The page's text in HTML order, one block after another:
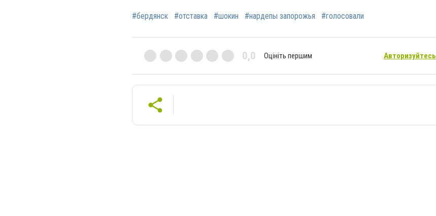
#бердянск #отставка #шокин #нардепы запорожья #голосовали
0,0 Оцініть першим Авторизуйтесь